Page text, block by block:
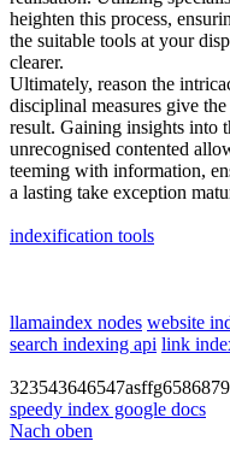
heighten this process,
the suitable tools at your
clearer.
Ultimately, reason the
disciplinal measures give
result. Gaining insights into
unrecognised contented
teeming with information,
a lasting take exception
indexification tools
llamaindex nodes website
search indexing api link
speedy index google docs
Nach oben